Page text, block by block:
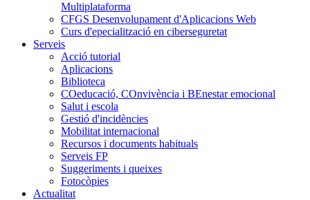
Multiplataforma
CFGS Desenvolupament d'Aplicacions Web
Curs d'epecialització en ciberseguretat
Serveis
Acció tutorial
Aplicacions
Biblioteca
COeducació, COnvivència i BEnestar emocional
Salut i escola
Gestió d'incidències
Mobilitat internacional
Recursos i documents habituals
Serveis FP
Suggeriments i queixes
Fotocòpies
Actualitat